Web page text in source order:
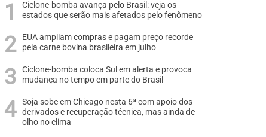
Ciclone-bomba avança pelo Brasil: veja os
estados que serão mais afetados pelo fenômeno
EUA ampliam compras e pagam preço recorde
pela carne bovina brasileira em julho
Ciclone-bomba coloca Sul em alerta e provoca
mudança no tempo em parte do Brasil
Soja sobe em Chicago nesta 6ª com apoio dos
derivados e recuperação técnica, mas ainda de
olho no clima